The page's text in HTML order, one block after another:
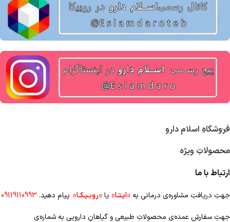
فروشگاهِ اسلام دارو
محصولاتِ ویژه
ارتباط با ما
جهتِ دریافتِ مشاوره‌ی درمانی به «ایـتـا» یا «روبـیـکـا» پیام دهید. 09119110993
جهتِ سفارشِ عمده‌‌ی محصولاتِ طبیعی و گیاهانِ دارویی به شماره‌ی